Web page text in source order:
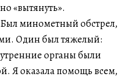
«вытянуть».
минометный обстрел,
Один был тяжелый:
органы были
Я оказала помощь всем,